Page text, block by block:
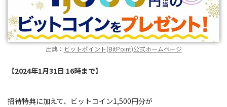
出典： ビットポイント(BitPoint)公式ホームページ
【2024年1月31日 16時まで】
招待特典に加えて、ビットコイン1,500円分が